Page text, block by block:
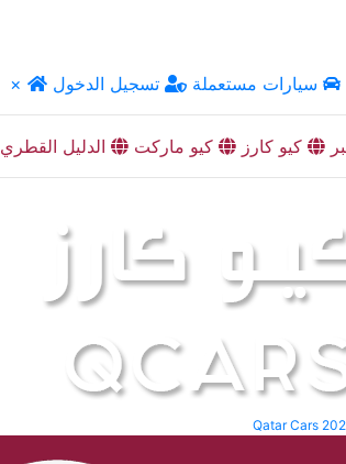
× سيارات مستعملة تسجيل الدخول
كيو كارز كيو ماركت الدليل القطري
Qatar Cars